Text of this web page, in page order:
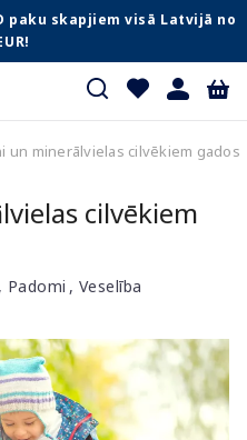
paku skapjiem visā Latvijā no
un minerālvielas cilvēkiem gados
cilvēkiem
Padomi Veselība